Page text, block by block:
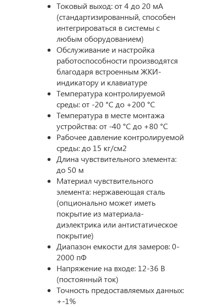
Токовый выход: от 4 до 20 мА
(стандартизированный, способен
интегрироваться в системы с
любым оборудованием)
Обслуживание и настройка
работоспособности производятся
благодаря встроенным ЖКИ-
индикатору и клавиатуре
Температура контролируемой
среды: от -20 °С до +200 °С
Температура в месте монтажа
устройства: от -40 °С до +80 °С
Рабочее давление контролируемой
среды: до 15 кг/см2
Длина чувствительного элемента:
до 50 м
Материал чувствительного
элемента: нержавеющая сталь
(опционально может иметь
покрытие из материала-
диэлектрика или антистатическое
покрытие)
Диапазон емкости для замеров: 0-
2000 пФ
Напряжение на входе: 12-36 В
(постоянный ток)
Точность предоставляемых данных:
+-1%